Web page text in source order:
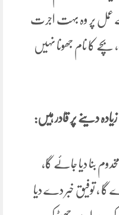
عمل پر وہ بہت اجرت
بچے کا نام جھونا نہیں
دینے پر قادر ہیں:
بنا دیا جائے گا،
، توفیق خبر دے دیا